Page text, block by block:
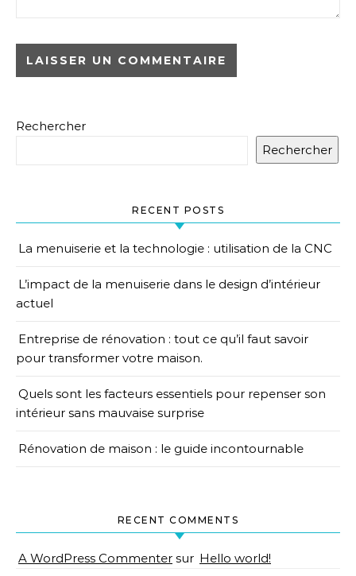
Rechercher
Rechercher
RECENT POSTS
La menuiserie et la technologie : utilisation de la CNC
L’impact de la menuiserie dans le design d’intérieur
actuel
Entreprise de rénovation : tout ce qu’il faut savoir
pour transformer votre maison.
Quels sont les facteurs essentiels pour repenser son
intérieur sans mauvaise surprise
Rénovation de maison : le guide incontournable
RECENT COMMENTS
A WordPress Commenter sur Hello world!